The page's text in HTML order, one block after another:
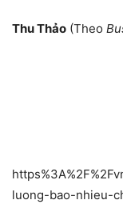
Thu Thảo (Theo
luong-bao-nhieu-